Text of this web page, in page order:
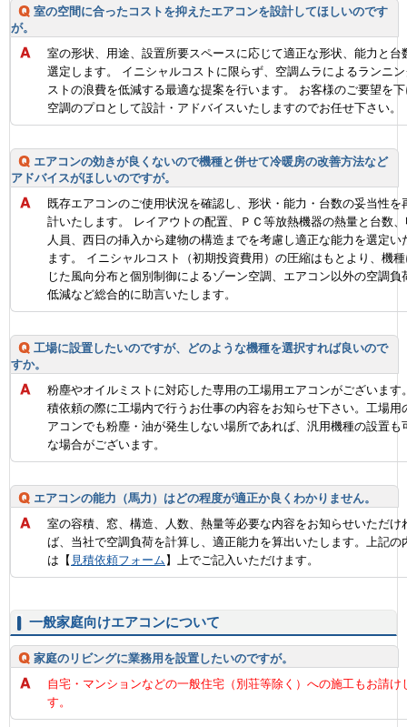
室の空間に合ったコストを抑えたエアコンを設計してほしいのです
が。
室の形状、用途、設置所要スペースに応じて適正な形状、能力と台
選定します。 イニシャルコストに限らず、空調ムラによるランニ
ストの浪費を低減する最適な提案を行います。 お客様のご要望を
空調のプロとして設計・アドバイスいたしますのでお任せ下さい。
エアコンの効きが良くないので機種と併せて冷暖房の改善方法など
アドバイスがほしいのですが。
既存エアコンのご使用状況を確認し、形状・能力・台数の妥当性を
計いたします。 レイアウトの配置、ＰＣ等放熱機器の熱量と台数
人員、西日の挿入から建物の構造までを考慮し適正な能力を選定い
ます。 イニシャルコスト（初期投資費用）の圧縮はもとより、機
じた風向分布と個別制御によるゾーン空調、エアコン以外の空調負
低減など総合的に助言いたします。
工場に設置したいのですが、どのような機種を選択すれば良いので
すか。
粉塵やオイルミストに対応した専用の工場用エアコンがございます
積依頼の際に工場内で行うお仕事の内容をお知らせ下さい。工場用
アコンでも粉塵・油が発生しない場所であれば、汎用機種の設置も
な場合がございます。
エアコンの能力（馬力）はどの程度が適正か良くわかりません。
室の容積、窓、構造、人数、熱量等必要な内容をお知らせいただけ
ば、当社で空調負荷を計算し、適正能力を算出いたします。上記の
は【 見積依頼フォーム 】上でご記入いただけます。
一般家庭向けエアコンについて
家庭のリビングに業務用を設置したいのですが。
自宅・マンションなどの一般住宅（別荘等除く）への施工もお請け
す。